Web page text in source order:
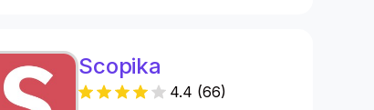
Scopika
4.4 (66)